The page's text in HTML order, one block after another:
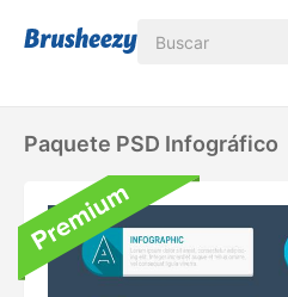
Paquete PSD Infográfico